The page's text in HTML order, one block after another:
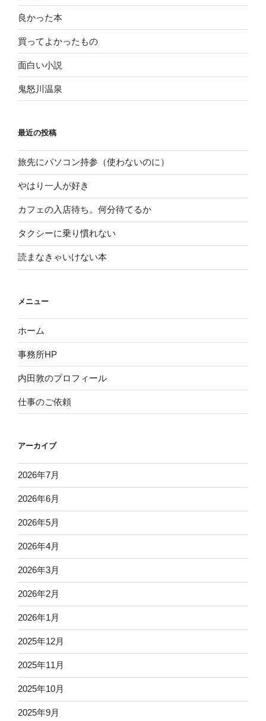
良かった本
買ってよかったもの
面白い小説
鬼怒川温泉
最近の投稿
旅先にパソコン持参（使わないのに）
やはり一人が好き
カフェの入店待ち。何分待てるか
タクシーに乗り慣れない
読まなきゃいけない本
メニュー
ホーム
事務所HP
内田敦のプロフィール
仕事のご依頼
アーカイブ
2026年7月
2026年6月
2026年5月
2026年4月
2026年3月
2026年2月
2026年1月
2025年12月
2025年11月
2025年10月
2025年9月